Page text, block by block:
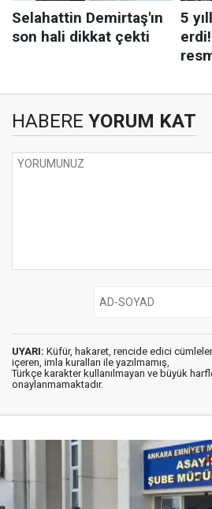
HABERE YORUM KAT
UYARI: Küfür, hakaret, rencide edici
içeren, imla kuralları ile yazılmamış,
Türkçe karakter kullanılmayan ve büyük
onaylanmamaktadır.